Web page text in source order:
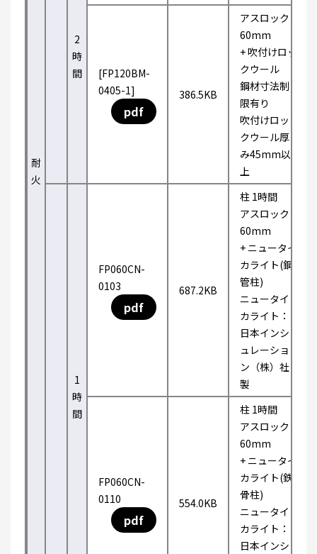
耐
火
2
時
間
[FP120BM-
0405-1]
pdf
386.5KB
アスロック
60mm
+ 吹付けロッ
クウール
鋼材寸法制
限有り
吹付けロッ
クウール厚
み45mm以
上
1
時
間
FP060CN-
0103
pdf
687.2KB
柱 1時間
アスロック
60mm
+ ニュータイ
カライト(鋼
管柱)
ニュータイ
カライト：
日本インシ
ュレーショ
ン（株）社
製
FP060CN-
0110
pdf
554.0KB
柱 1時間
アスロック
60mm
+ ニュータイ
カライト(鉄
骨柱)
ニュータイ
カライト：
日本インシ